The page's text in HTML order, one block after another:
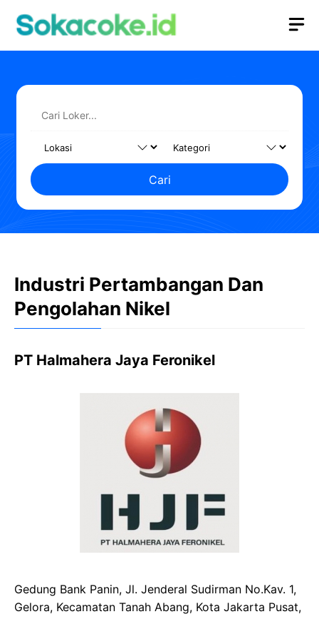
Cari
Industri Pertambangan Dan
Pengolahan Nikel
PT Halmahera Jaya Feronikel
Gedung Bank Panin, Jl. Jenderal Sudirman No.Kav. 1,
Gelora, Kecamatan Tanah Abang, Kota Jakarta Pusat,